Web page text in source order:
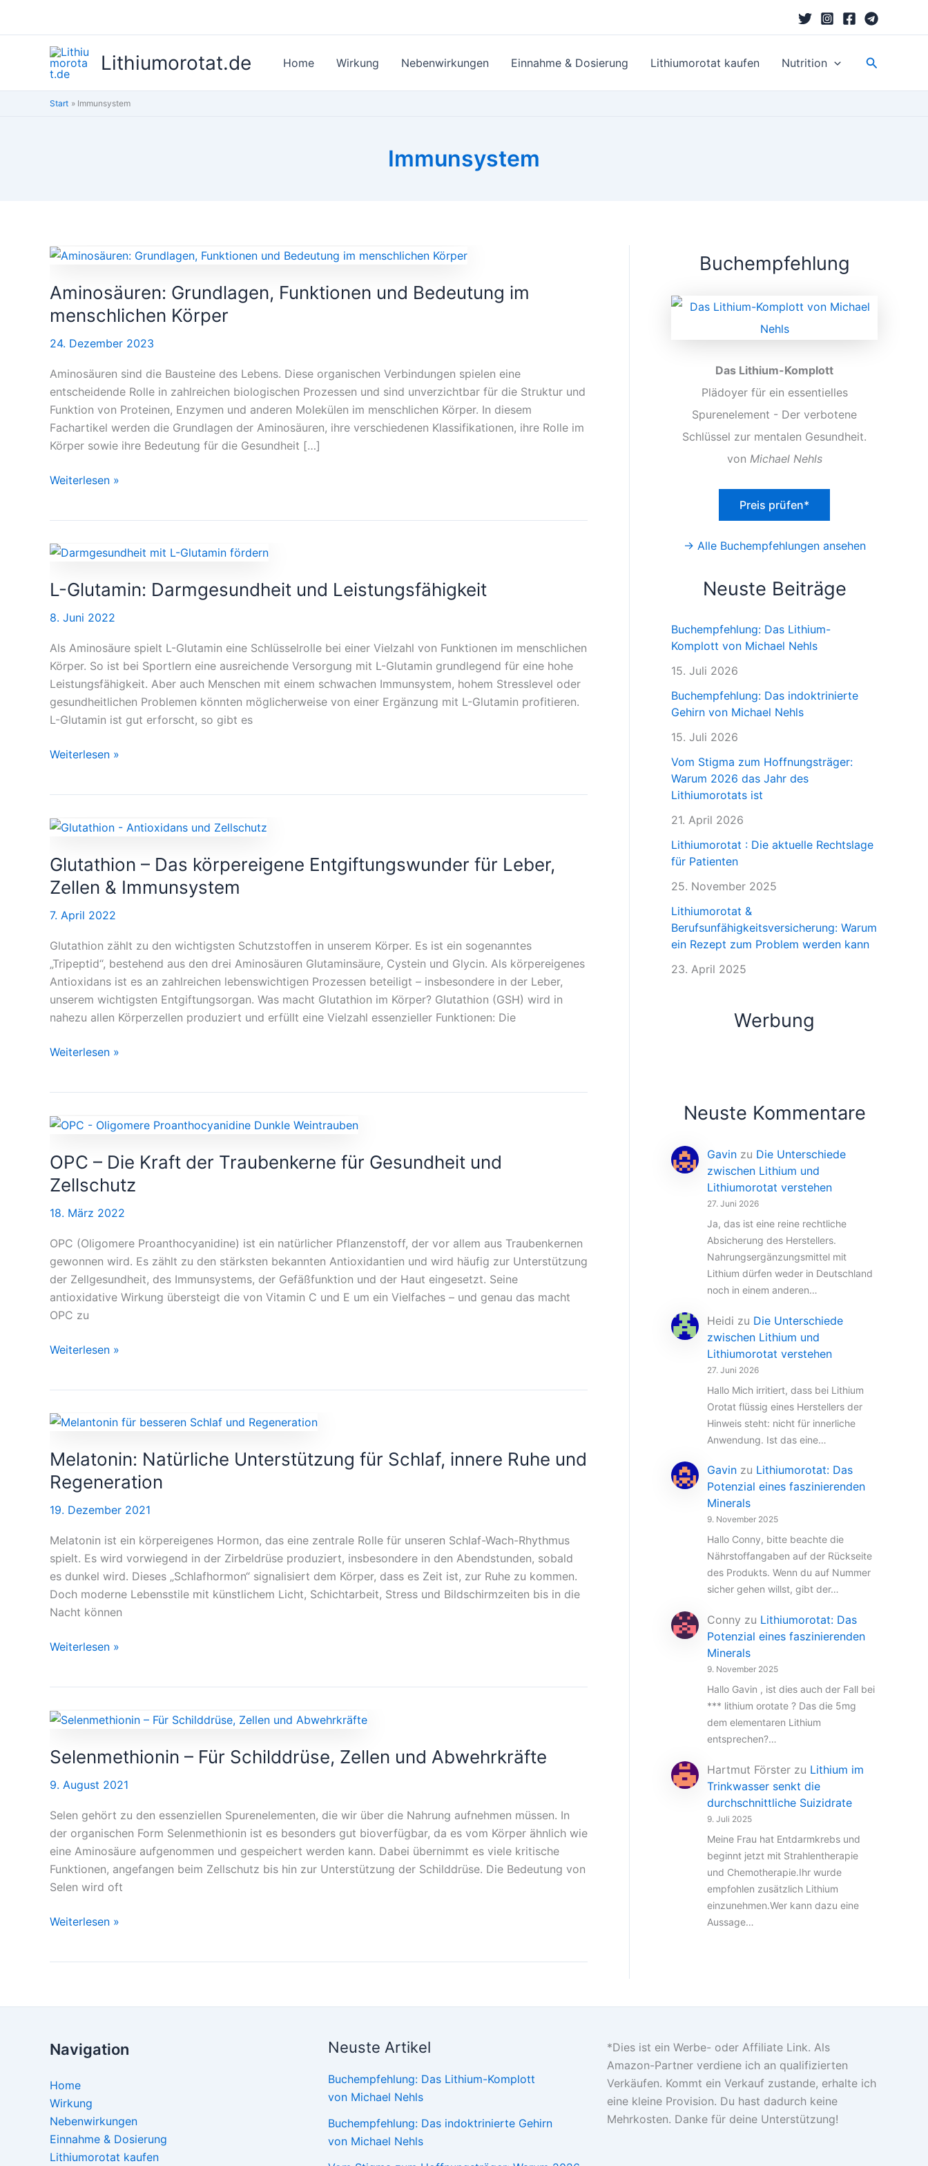
Lithiumorotat.de Home Wirkung Nebenwirkungen Einnahme & Dosierung Lithiumorotat kaufen Nutrition Suchen
Start Immunsystem
Immunsystem
Aminosäuren: Grundlagen, Funktionen und Bedeutung im
menschlichen Körper
24. Dezember 2023
Aminosäuren sind die Bausteine des Lebens. Diese organischen Verbindungen spielen eine
entscheidende Rolle in zahlreichen biologischen Prozessen und sind unverzichtbar für die Struktur und
Funktion von Proteinen, Enzymen und anderen Molekülen im menschlichen Körper. In diesem
Fachartikel werden die Grundlagen der Aminosäuren, ihre verschiedenen Klassifikationen, ihre Rolle im
Körper sowie ihre Bedeutung für die Gesundheit […]
Aminosäuren:
Funktionen
Bedeutung
im
Körper
Weiterlesen »
L-Glutamin: Darmgesundheit und Leistungsfähigkeit
8. Juni 2022
Als Aminosäure spielt L-Glutamin eine Schlüsselrolle bei einer Vielzahl von Funktionen im menschlichen
Körper. So ist bei Sportlern eine ausreichende Versorgung mit L-Glutamin grundlegend für eine hohe
Leistungsfähigkeit. Aber auch Menschen mit einem schwachen Immunsystem, hohem Stresslevel oder
gesundheitlichen Problemen könnten möglicherweise von einer Ergänzung mit L-Glutamin profitieren.
L-Glutamin ist gut erforscht, so gibt es
L-
Darmgesundheit
Leistungsfähigkeit
Weiterlesen »
Glutathion – Das körpereigene Entgiftungswunder für Leber,
Zellen & Immunsystem
7. April 2022
Glutathion zählt zu den wichtigsten Schutzstoffen in unserem Körper. Es ist ein sogenanntes
„Tripeptid“, bestehend aus den drei Aminosäuren Glutaminsäure, Cystein und Glycin. Als körpereigenes
Antioxidans ist es an zahlreichen lebenswichtigen Prozessen beteiligt – insbesondere in der Leber,
unserem wichtigsten Entgiftungsorgan. Was macht Glutathion im Körper? Glutathion (GSH) wird in
nahezu allen Körperzellen produziert und erfüllt eine Vielzahl essenzieller Funktionen: Die
Glutathion
Das
körpereigene
Entgiftungswunder
für
Zellen
&
Immunsystem
Weiterlesen »
OPC – Die Kraft der Traubenkerne für Gesundheit und
Zellschutz
18. März 2022
OPC (Oligomere Proanthocyanidine) ist ein natürlicher Pflanzenstoff, der vor allem aus Traubenkernen
gewonnen wird. Es zählt zu den stärksten bekannten Antioxidantien und wird häufig zur Unterstützung
der Zellgesundheit, des Immunsystems, der Gefäßfunktion und der Haut eingesetzt. Seine
antioxidative Wirkung übersteigt die von Vitamin C und E um ein Vielfaches – und genau das macht
OPC zu
OPC
Die
Kraft
der
Traubenkerne
Gesundheit
und
Zellschutz
Weiterlesen »
Melatonin: Natürliche Unterstützung für Schlaf, innere Ruhe und
Regeneration
19. Dezember 2021
Melatonin ist ein körpereigenes Hormon, das eine zentrale Rolle für unseren Schlaf-Wach-Rhythmus
spielt. Es wird vorwiegend in der Zirbeldrüse produziert, insbesondere in den Abendstunden, sobald
es dunkel wird. Dieses „Schlafhormon“ signalisiert dem Körper, dass es Zeit ist, zur Ruhe zu kommen.
Doch moderne Lebensstile mit künstlichem Licht, Schichtarbeit, Stress und Bildschirmzeiten bis in die
Nacht können
Melatonin:
Unterstützung
für
Schlaf,
innere
und
Regeneration
Weiterlesen »
Selenmethionin – Für Schilddrüse, Zellen und Abwehrkräfte
9. August 2021
Selen gehört zu den essenziellen Spurenelementen, die wir über die Nahrung aufnehmen müssen. In
der organischen Form Selenmethionin ist es besonders gut bioverfügbar, da es vom Körper ähnlich wie
eine Aminosäure aufgenommen und gespeichert werden kann. Dabei übernimmt es viele kritische
Funktionen, angefangen beim Zellschutz bis hin zur Unterstützung der Schilddrüse. Die Bedeutung von
Selen wird oft
Selenmethionin
Für
Zellen
und
Abwehrkräfte
Weiterlesen »
Buchempfehlung
Das Lithium-Komplott
Plädoyer für ein essentielles
Spurenelement - Der verbotene
Schlüssel zur mentalen Gesundheit.
von Michael Nehls
Preis prüfen*
→ Alle Buchempfehlungen ansehen
Neuste Beiträge
Buchempfehlung: Das Lithium-
Komplott von Michael Nehls
15. Juli 2026
Buchempfehlung: Das indoktrinierte
Gehirn von Michael Nehls
15. Juli 2026
Vom Stigma zum Hoffnungsträger:
Warum 2026 das Jahr des
Lithiumorotats ist
21. April 2026
Lithiumorotat : Die aktuelle Rechtslage
für Patienten
25. November 2025
Lithiumorotat &
Berufsunfähigkeitsversicherung: Warum
ein Rezept zum Problem werden kann
23. April 2025
Werbung
Neuste Kommentare
Gavin zu Die Unterschiede
zwischen Lithium und
Lithiumorotat verstehen
27. Juni 2026
Ja, das ist eine reine rechtliche
Absicherung des Herstellers.
Nahrungsergänzungsmittel mit
Lithium dürfen weder in Deutschland
noch in einem anderen…
Heidi zu Die Unterschiede
zwischen Lithium und
Lithiumorotat verstehen
27. Juni 2026
Hallo Mich irritiert, dass bei Lithium
Orotat flüssig eines Herstellers der
Hinweis steht: nicht für innerliche
Anwendung. Ist das eine…
Gavin zu Lithiumorotat: Das
Potenzial eines faszinierenden
Minerals
9. November 2025
Hallo Conny, bitte beachte die
Nährstoffangaben auf der Rückseite
des Produkts. Wenn du auf Nummer
sicher gehen willst, gibt der…
Conny zu Lithiumorotat: Das
Potenzial eines faszinierenden
Minerals
9. November 2025
Hallo Gavin , ist dies auch der Fall bei
*** lithium orotate ? Das die 5mg
dem elementaren Lithium
entsprechen?…
Hartmut Förster zu Lithium im
Trinkwasser senkt die
durchschnittliche Suizidrate
9. Juli 2025
Meine Frau hat Entdarmkrebs und
beginnt jetzt mit Strahlentherapie
und Chemotherapie.Ihr wurde
empfohlen zusätzlich Lithium
einzunehmen.Wer kann dazu eine
Aussage…
Navigation
Home
Wirkung
Nebenwirkungen
Einnahme & Dosierung
Lithiumorotat kaufen
Neuste Artikel
Buchempfehlung: Das Lithium-Komplott
von Michael Nehls
Buchempfehlung: Das indoktrinierte Gehirn
von Michael Nehls
*Dies ist ein Werbe- oder Affiliate Link. Als
Amazon-Partner verdiene ich an qualifizierten
Verkäufen. Kommt ein Verkauf zustande, erhalte ich
eine kleine Provision. Du hast dadurch keine
Mehrkosten. Danke für deine Unterstützung!